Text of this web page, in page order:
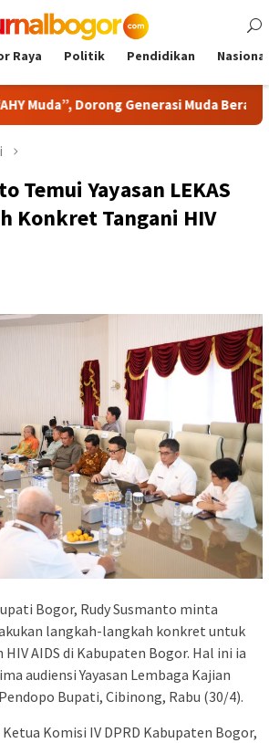
Raya Politik Pendidikan Nasional
Generasi Muda Berani Bersuara dan
Temui Yayasan LEKAS
Konkret Tangani HIV
Bogor, Rudy Susmanto minta
langkah-langkah konkret untuk
AIDS di Kabupaten Bogor. Hal ini ia
audiensi Yayasan Lembaga Kajian
Bupati, Cibinong, Rabu (30/4).
Komisi IV DPRD Kabupaten Bogor,